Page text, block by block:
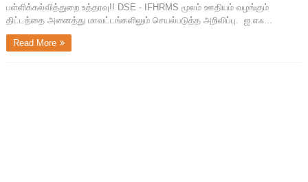
பள்ளிக்கல்வித்துறை உத்தரவு!! DSE - IFHRMS மூலம் ஊதியம் வழங்கும்
திட்டத்தை அனைத்து மாவட்டங்களிலும் செயல்படுத்த அறிவிப்பு. ஐ.எஃ...
Read More